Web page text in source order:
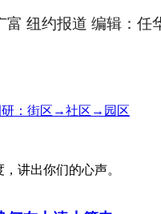
富 纽约报道 编辑：任
研：街区→社区→园区
讲出你们的心声。